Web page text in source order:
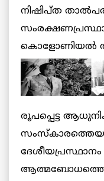
നിഷിപ്ത
കൊളോണിയല്‍
രൂപപ്പെട്ട